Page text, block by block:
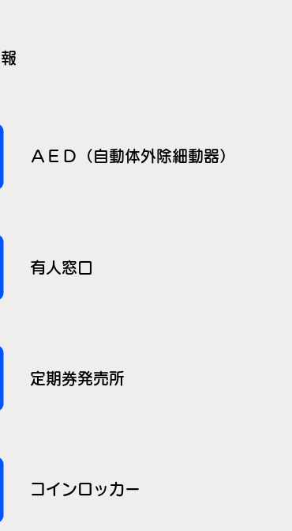
ＡＥＤ（自動体外除細動器）
有人窓口
定期券発売所
コインロッカー